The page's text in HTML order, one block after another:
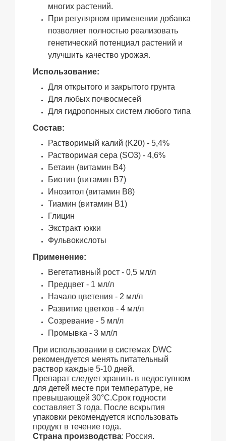
многих растений.
При регулярном применении добавка
позволяет полностью реализовать
генетический потенциал растений и
улучшить качество урожая.
Использование:
Для открытого и закрытого грунта
Для любых почвосмесей
Для гидропонных систем любого типа
Состав:
Растворимый калий (K20) - 5,4%
Растворимая сера (SO3) - 4,6%
Бетаин (витамин В4)
Биотин (витамин В7)
Инозитол (витамин B8)
Тиамин (витамин В1)
Глицин
Экстракт юкки
Фульвокислоты
Применение:
Вегетативный рост - 0,5 мл/л
Предцвет - 1 мл/л
Начало цветения - 2 мл/л
Развитие цветков - 4 мл/л
Созревание - 5 мл/л
Промывка - 3 мл/л
При использовании в системах DWC
рекомендуется менять питательный
раствор каждые 5-10 дней.
Препарат следует хранить в недоступном
для детей месте при температуре, не
превышающей 30°C.Срок годности
составляет 3 года. После вскрытия
упаковки рекомендуется использовать
продукт в течение года.
Страна производства: Россия.